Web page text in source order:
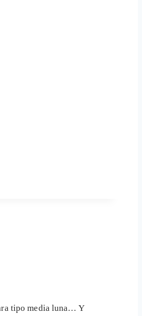
tipo media luna… Y